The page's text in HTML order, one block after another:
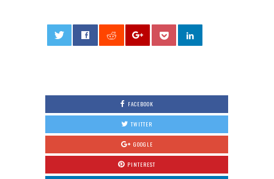
FACEBOOK
TWITTER
GOOGLE
PINTEREST